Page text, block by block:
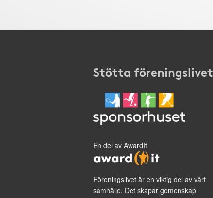
Stötta föreningslivet
En del av AwardIt
Föreningslivet är en viktig del av vårt
samhälle. Det skapar gemenskap,